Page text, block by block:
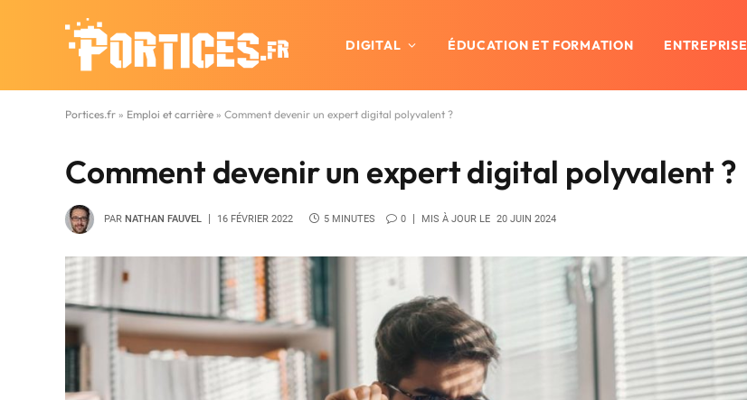
DIGITAL ÉDUCATION ET FORMATION ENTREPRISE
Portices.fr » Emploi et carrière » Comment devenir un expert digital polyvalent ?
Comment devenir un expert digital polyvalent ?
PAR NATHAN FAUVEL 16 FÉVRIER 2022 5 MINUTES 0 MIS À JOUR LE 20 JUIN 2024